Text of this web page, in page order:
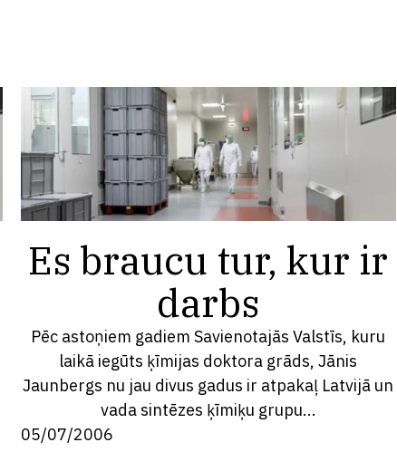
Es braucu tur, kur ir
darbs
Pēc astoņiem gadiem Savienotajās Valstīs, kuru
laikā iegūts ķīmijas doktora grāds, Jānis
Jaunbergs nu jau divus gadus ir atpakaļ Latvijā un
vada sintēzes ķīmiķu grupu...
05/07/2006